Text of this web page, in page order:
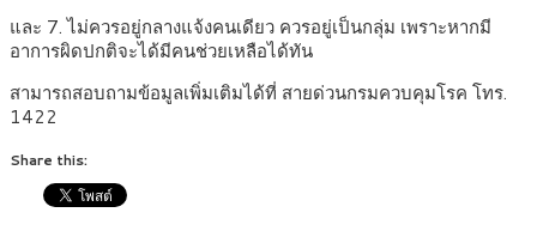
และ 7. ไม่ควรอยู่กลางแจ้งคนเดียว ควรอยู่เป็นกลุ่ม เพราะหากมี
อาการผิดปกติจะได้มีคนช่วยเหลือได้ทัน
สามารถสอบถามข้อมูลเพิ่มเติมได้ที่ สายด่วนกรมควบคุมโรค โทร.
1422
Share this: